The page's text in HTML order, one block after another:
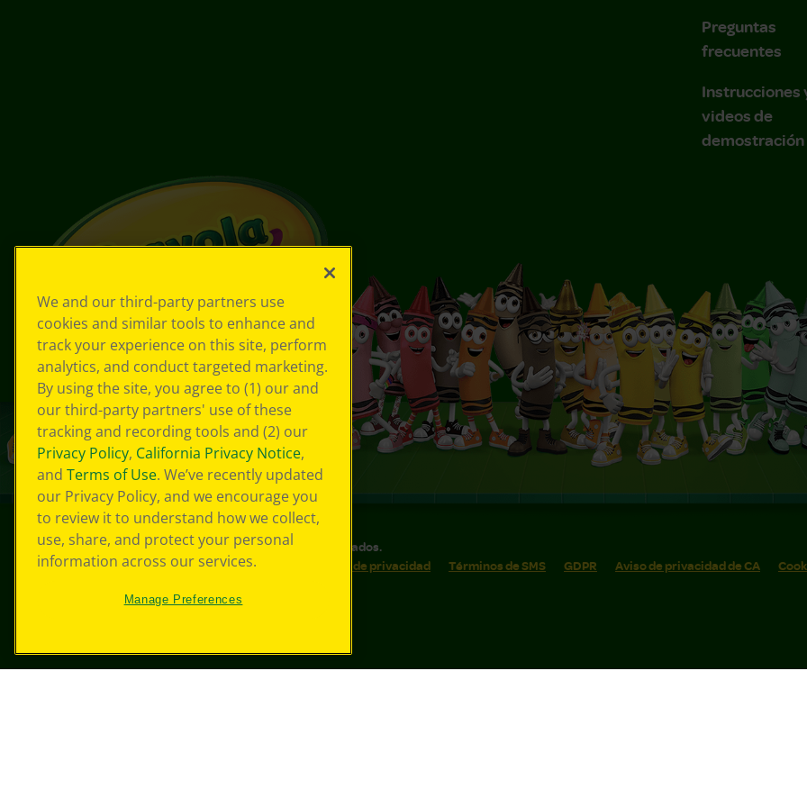
Preguntas
frecuentes
Instrucciones
videos de
demostración
© 2026 Crayola® Todos los derechos reservados.
Sus opciones de privacidad
Política de privacidad Términos de SMS GDPR Aviso de privacidad de CA
We and our third-party partners use
cookies and similar tools to enhance and
track your experience on this site, perform
analytics, and conduct targeted marketing.
By using the site, you agree to (1) our and
our third-party partners' use of these
tracking and recording tools and (2) our
Privacy Policy, California Privacy Notice,
and Terms of Use. We’ve recently updated
our Privacy Policy, and we encourage you
to review it to understand how we collect,
use, share, and protect your personal
information across our services.
Manage Preferences